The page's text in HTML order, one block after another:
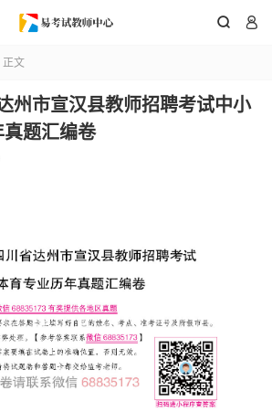
 
正文
州市宣汉县教师招聘考试中小
题汇编卷